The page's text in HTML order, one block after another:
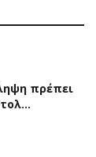
πρέπει